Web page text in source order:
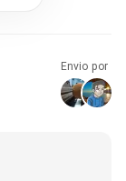
Envio por